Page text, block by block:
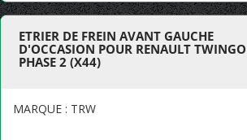
ETRIER DE FREIN AVANT GAUCHE
D'OCCASION POUR RENAULT
PHASE 2 (X44)
MARQUE : TRW